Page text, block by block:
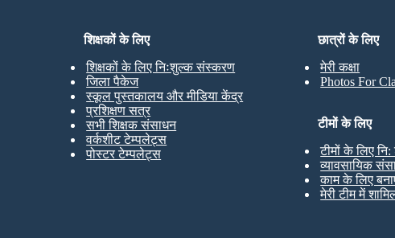
छात्रों के लिए
मेरी कक्षा
Photos For
शिक्षकों के लिए
शिक्षकों के लिए निःशुल्क संस्करण
जिला पैकेज
स्कूल पुस्तकालय और मीडिया केंद्र
प्रशिक्षण सत्र
सभी शिक्षक संसाधन
वर्कशीट टेम्पलेट्स
पोस्टर टेम्पलेट्स
टीमों के लिए
टीमों के लिए
व्यावसायिक
काम के लिए
मेरी टीम में